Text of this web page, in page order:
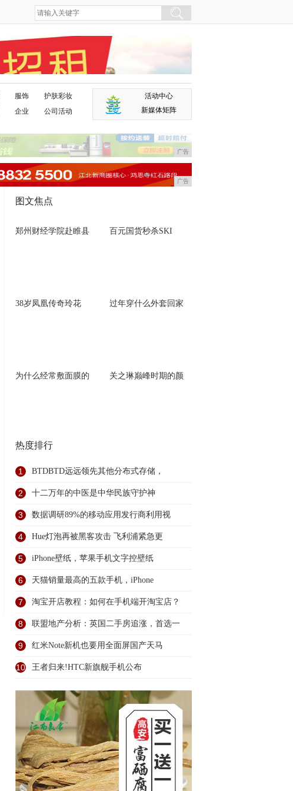
服饰
企业
护肤彩妆
公司活动
活动中心
新媒体矩阵
广告
广告
图文焦点
郑州财经学院赴睢县 百元国货秒杀SKI
38岁凤凰传奇玲花 过年穿什么外套回家
为什么经常敷面膜的 关之琳巅峰时期的颜
热度排行
1 BTDBTD远远领先其他分布式存储，
2 十二万年的中医是中华民族守护神
3 数据调研89%的移动应用发行商利用视
4 Hue灯泡再被黑客攻击 飞利浦紧急更
5 iPhone壁纸，苹果手机文字控壁纸
6 天猫销量最高的五款手机，iPhone
7 淘宝开店教程：如何在手机端开淘宝店？
8 联盟地产分析：英国二手房追涨，首选一
9 红米Note新机也要用全面屏国产天马
10 王者归来!HTC新旗舰手机公布